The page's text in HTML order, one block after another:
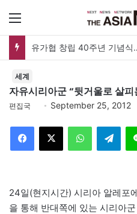
세계
자유시리아군 “뒷거울로 살피
편집국 September 25, 2012
Telegram
24일(현지시간) 시리아 알레포
을 통해 반대쪽에 있는 시리아